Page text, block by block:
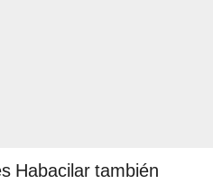
Habacilar también